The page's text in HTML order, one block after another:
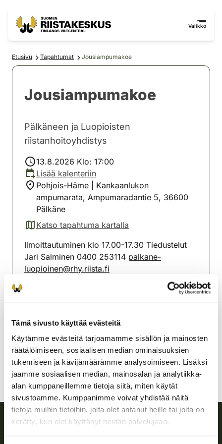
Tämä sivusto käyttää evästeitä
Käytämme evästeitä tarjoamamme sisällön ja mainosten
räätälöimiseen, sosiaalisen median ominaisuuksien
tukemiseen ja kävijämäärämme analysoimiseen. Lisäksi
jaamme sosiaalisen median, mainosalan ja analytiikka-
alan kumppaneillemme tietoja siitä, miten käytät
sivustoamme. Kumppanimme voivat yhdistää näitä
tietoja muihin tietoihin, joita olet antanut heille tai joita on
kerätty, kun olet käyttänyt heidän palvelujaan.
Valikko
Etusivu Tapahtumat Jousiampumakoe
Jousiampumakoe
Pälkäneen ja Luopioisten
riistanhoitoyhdistys
13.8.2026 Klo: 17:00
Lisää kalenteriin
Pohjois-Häme | Kankaanlukon
ampumarata, Ampumaradantie 5, 36600
Pälkäne
Katso tapahtuma kartalla
(avautuu uuteen välilehteen)
Ilmoittautuminen klo 17.00-17.30 Tiedustelut
Jari Salminen 0400 253114 palkane-
luopioinen@rhy.riista.fi
riistanhoitoyhdistys
0400 253 114
palkane-luopioinen@rhy.riista.fi